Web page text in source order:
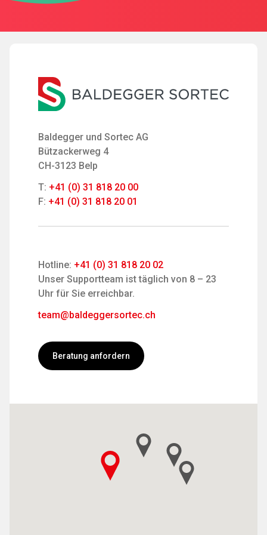
Baldegger und Sortec AG
Bützackerweg 4
CH-3123 Belp
T: +41 (0) 31 818 20 00
F: +41 (0) 31 818 20 01
Hotline: +41 (0) 31 818 20 02
Unser Supportteam ist täglich von 8 – 23
Uhr für Sie erreichbar.
team@baldeggersortec.ch
Beratung anfordern